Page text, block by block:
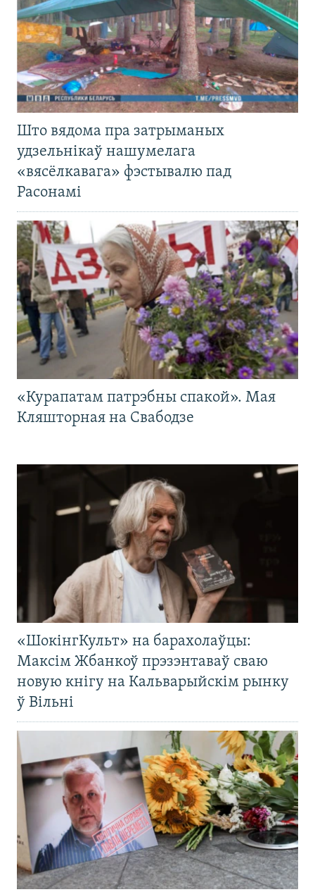
Што вядома пра затрыманых
удзельнікаў нашумелага
«вясёлкавага» фэстывалю пад
Расонамі
«Курапатам патрэбны спакой». Мая
Кляшторная на Свабодзе
«ШокінгКульт» на барахолаўцы:
Максім Жбанкоў прэзэнтаваў сваю
новую кнігу на Кальварыйскім рынку
ў Вільні